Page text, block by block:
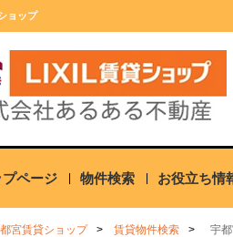
ョップ
プページ 物件検索 お役立ち情
宮賃貸ショップ 賃貸物件検索 宇